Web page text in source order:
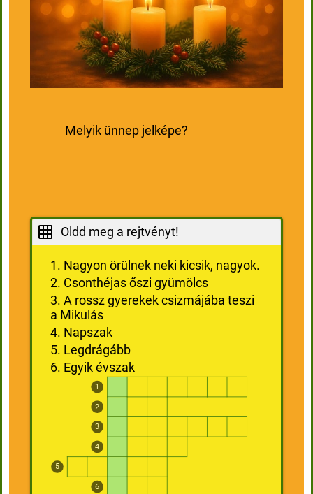
Melyik ünnep jelképe?
Oldd meg a rejtvényt!
1
2
3
4
5
6
1. Nagyon örülnek neki kicsik, nagyok.
2. Csonthéjas őszi gyümölcs
3. A rossz gyerekek csizmájába teszi
a Mikulás
4. Napszak
5. Legdrágább
6. Egyik évszak